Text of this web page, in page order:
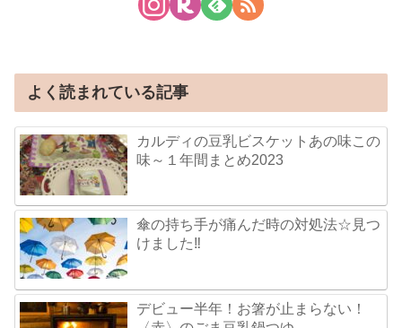
よく読まれている記事
カルディの豆乳ビスケットあの味この
味～１年間まとめ2023
傘の持ち手が痛んだ時の対処法☆見つ
けました‼
デビュー半年！お箸が止まらない！